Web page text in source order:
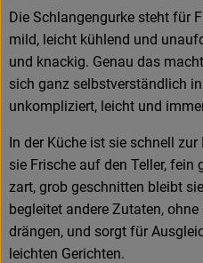
Die Schlangengurke steht für
mild, leicht kühlend und
und knackig. Genau das
sich ganz selbstverständlich
unkompliziert, leicht und
In der Küche ist sie schnell
sie Frische auf den Teller, fein
zart, grob geschnitten bleibt
begleitet andere Zutaten,
drängen, und sorgt für
leichten Gerichten.